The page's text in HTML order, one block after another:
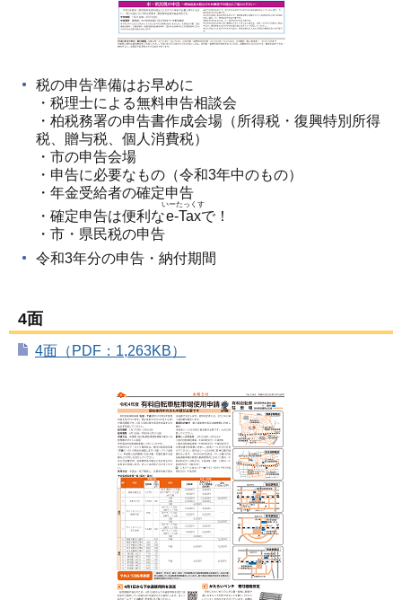
税の申告準備はお早めに
・税理士による無料申告相談会
・柏税務署の申告書作成会場（所得税・復興特別所得
税、贈与税、個人消費税）
・市の申告会場
・申告に必要なもの（令和3年中のもの）
・年金受給者の確定申告
・確定申告は便利なe-Tax
いーたっくす
で！
・市・県民税の申告
令和3年分の申告・納付期間
4面
4面（PDF：1,263KB）